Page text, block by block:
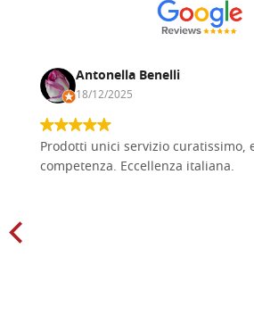
Antonella Benelli
18/12/2025
Prodotti unici servizio curatissimo,
competenza. Eccellenza italiana.